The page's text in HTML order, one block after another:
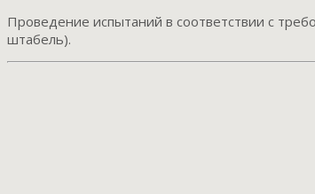
Проведение испытаний в соответствии с
штабель).